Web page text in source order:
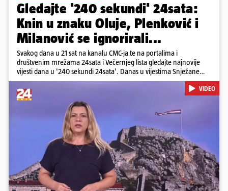
Gledajte '240 sekundi' 24sata:
Knin u znaku Oluje, Plenković i
Milanović se ignorirali...
Svakog dana u 21 sat na kanalu CMC-ja te na portalima i
društvenim mrežama 24sata i Večernjeg lista gledajte najnovije
vijesti dana u '240 sekundi 24sata'. Danas u vijestima Snježane
Krnetić: Hrvatska je obilježila 31. obljetnicu Oluje, a pažnju je
privuklo ignoriranje predsjednika Zorana Milanovića i premijera
Andreja Plenkovića u Kninu. Donosimo i detalje o većim
braniteljskim mirovinama, apelu obitelji Hrvata u komi u Irskoj,
upozorenjima nakon nove tragedije na električnom romobilu te
smanjenju proizvodnje u nuklearnoj elektrani Krško.
Pokretanje videa...
VIDEO